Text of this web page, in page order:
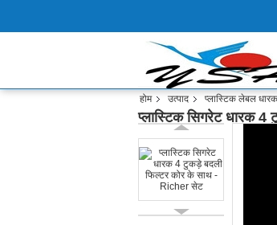
होम उत्पाद प्लास्टिक लेबल धारक
प्लास्टिक सिगरेट धारक